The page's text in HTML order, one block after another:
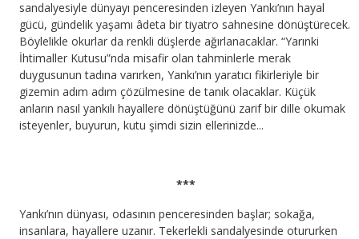
sandalyesiyle dünyayı penceresinden izleyen Yankı’nın hayal
gücü, gündelik yaşamı âdeta bir tiyatro sahnesine dönüştürecek.
Böylelikle okurlar da renkli düşlerde ağırlanacaklar. “Yarınki
İhtimaller Kutusu”nda misafir olan tahminlerle merak
duygusunun tadına varırken, Yankı’nın yaratıcı fikirleriyle bir
gizemin adım adım çözülmesine de tanık olacaklar. Küçük
anların nasıl yankılı hayallere dönüştüğünü zarif bir dille okumak
isteyenler, buyurun, kutu şimdi sizin ellerinizde...
***
Yankı’nın dünyası, odasının penceresinden başlar; sokağa,
insanlara, hayallere uzanır. Tekerlekli sandalyesinde otururken